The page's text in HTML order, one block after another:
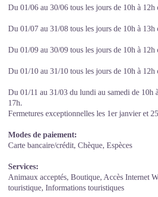
Du 01/06 au 30/06 tous les jours de 10h à 12h
Du 01/07 au 31/08 tous les jours de 10h à 13h
Du 01/09 au 30/09 tous les jours de 10h à 12h
Du 01/10 au 31/10 tous les jours de 10h à 12h
Du 01/11 au 31/03 du lundi au samedi de 10h
17h.
Fermetures exceptionnelles les 1er janvier et
Modes de paiement:
Carte bancaire/crédit, Chèque, Espèces
Services:
Animaux acceptés, Boutique, Accès Internet
touristique, Informations touristiques